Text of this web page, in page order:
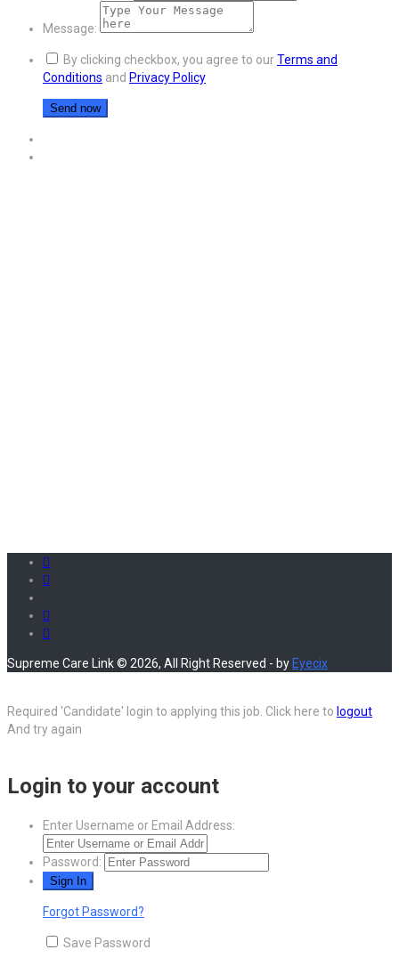
Message:
By clicking checkbox, you agree to ourTerms and
Conditions and Privacy Policy
Supreme Care Link © 2026, All Right Reserved - by Eyecix
Required 'Candidate' login to applying this job. Click here to logout
And try again
Login to your account
Enter Username or Email Address:
Password:
Forgot Password?
Save Password